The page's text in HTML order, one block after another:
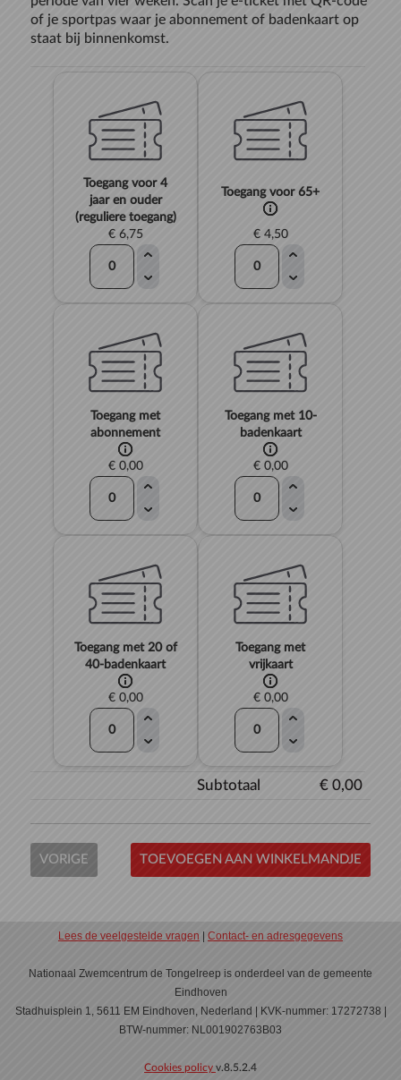
of je sportpas waar je abonnement of badenkaart op
staat bij binnenkomst.
Toegang voor 4
jaar en ouder
(reguliere toegang)
€ 6,75
Toegang voor 65+
€ 4,50
Toegang met
abonnement
€ 0,00
Toegang met 10-
badenkaart
€ 0,00
Toegang met 20 of
40-badenkaart
€ 0,00
Toegang met
vrijkaart
€ 0,00
Subtotaal € 0,00
VORIGE TOEVOEGEN AAN WINKELMANDJE
Lees de veelgestelde vragen Contact- en adresgegevens
Nationaal Zwemcentrum de Tongelreep is onderdeel van de gemeente
Eindhoven
Stadhuisplein 1, 5611 EM Eindhoven, Nederland | KVK-nummer: 17272738 |
BTW-nummer: NL001902763B03
Cookies policy v.8.5.2.4